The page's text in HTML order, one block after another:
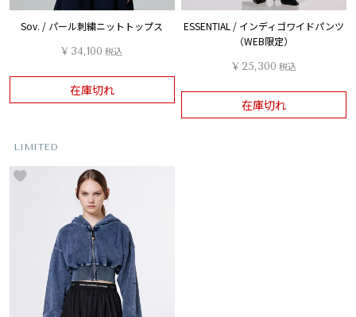
Sov. / パール刺繍ニットトップス
¥ 34,100 税込
在庫切れ
ESSENTIAL / インディゴワイドパンツ
（WEB限定）
¥ 25,300 税込
在庫切れ
LIMITED